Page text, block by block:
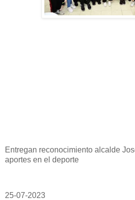
Entregan reconocimiento alcalde
aportes en el deporte
25-07-2023